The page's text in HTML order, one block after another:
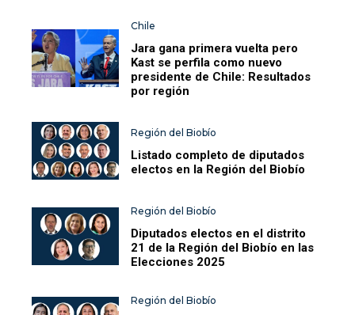
Chile
Jara gana primera vuelta pero
Kast se perfila como nuevo
presidente de Chile: Resultados
por región
Región del Biobío
Listado completo de diputados
electos en la Región del Biobío
Región del Biobío
Diputados electos en el distrito
21 de la Región del Biobío en las
Elecciones 2025
Región del Biobío